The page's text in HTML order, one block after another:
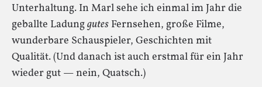
Unterhaltung. In Marl sehe ich einmal im Jahr die
geballte Ladunggutes Fernsehen, große Filme,
wunderbare Schauspieler, Geschichten mit
Qualität. (Und danach ist auch erstmal für ein Jahr
wieder gut — nein, Quatsch.)